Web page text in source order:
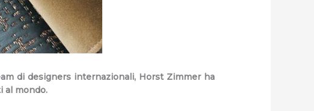
di designers internazionali, Horst Zimmer ha
al mondo.